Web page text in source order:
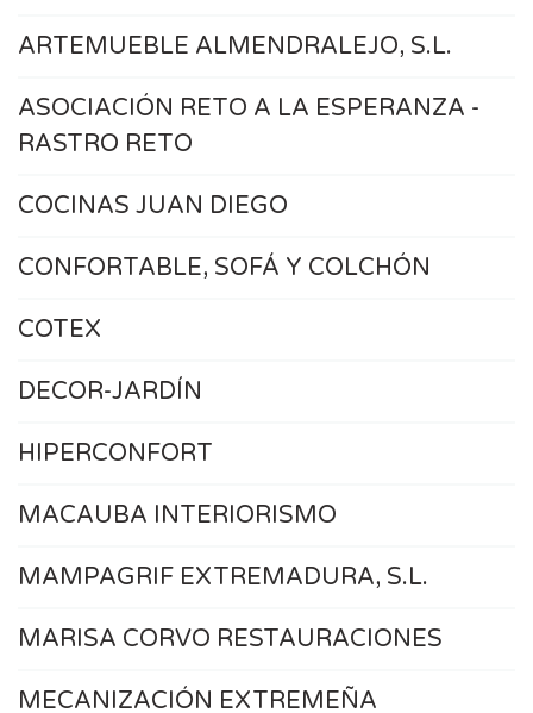
ARTEMUEBLE ALMENDRALEJO, S.L.
ASOCIACIÓN RETO A LA ESPERANZA -
RASTRO RETO
COCINAS JUAN DIEGO
CONFORTABLE, SOFÁ Y COLCHÓN
COTEX
DECOR-JARDÍN
HIPERCONFORT
MACAUBA INTERIORISMO
MAMPAGRIF EXTREMADURA, S.L.
MARISA CORVO RESTAURACIONES
MECANIZACIÓN EXTREMEÑA